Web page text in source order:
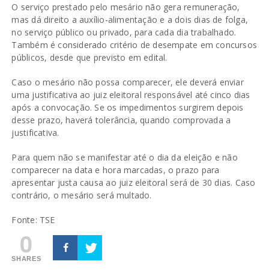
O serviço prestado pelo mesário não gera remuneração,
mas dá direito a auxílio-alimentação e a dois dias de folga,
no serviço público ou privado, para cada dia trabalhado.
Também é considerado critério de desempate em concursos
públicos, desde que previsto em edital.
Caso o mesário não possa comparecer, ele deverá enviar
uma justificativa ao juiz eleitoral responsável até cinco dias
após a convocação. Se os impedimentos surgirem depois
desse prazo, haverá tolerância, quando comprovada a
justificativa.
Para quem não se manifestar até o dia da eleição e não
comparecer na data e hora marcadas, o prazo para
apresentar justa causa ao juiz eleitoral será de 30 dias. Caso
contrário, o mesário será multado.
Fonte: TSE
0
SHARES